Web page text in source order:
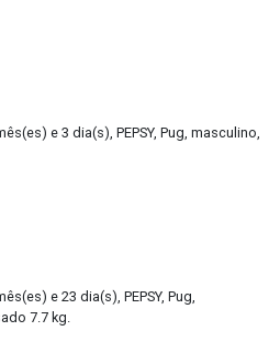
e 3 dia(s), PEPSY, Pug, masculino,
e 23 dia(s), PEPSY, Pug,
7.7 kg.